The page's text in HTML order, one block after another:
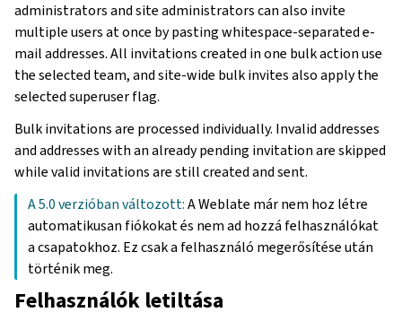
administrators and site administrators can also invite
multiple users at once by pasting whitespace-separated e-
mail addresses. All invitations created in one bulk action use
the selected team, and site-wide bulk invites also apply the
selected superuser flag.
Bulk invitations are processed individually. Invalid addresses
and addresses with an already pending invitation are skipped
while valid invitations are still created and sent.
A 5.0 verzióban változott:A Weblate már nem hoz létre
automatikusan fiókokat és nem ad hozzá felhasználókat
a csapatokhoz. Ez csak a felhasználó megerősítése után
történik meg.
Felhasználók letiltása